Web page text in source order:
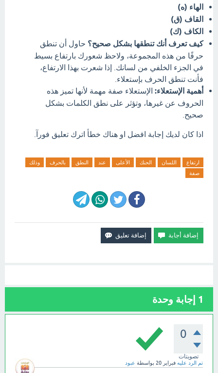
الهاء (ه)
القاف (ق)
الكاف (ك)
كيف تعرف أنك تنطقها بشكل صحيح؟ حاول أن تنطق
حرفًا من هذه المجموعة، ولاحظ شعورك بارتفاع بسيط
في الجزء الخلفي من لسانك. إذا شعرت بهذا الارتفاع،
فأنت تنطق الحرف بإستعلاء.
أهمية الإستعلاء: الإستعلاء صفة مهمة لأنها تميز هذه
الحروف عن غيرها، وتؤثر على نطق الكلمات بشكل
صحيح.
اذا كان لديك إجابة افضل او هناك خطأ اترك تعليق فورآ.
ارتفاع اللسان الحنك الأعلى عند النطق بالحرف
وذلك
صفة
1 إجابة وحدة
0
تصويتات
تم الرد عليه فبراير 20 بواسطة عبود